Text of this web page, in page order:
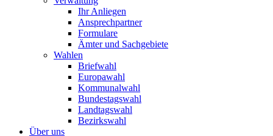
Ihr Anliegen
Ansprechpartner
Formulare
Ämter und Sachgebiete
Wahlen
Briefwahl
Europawahl
Kommunalwahl
Bundestagswahl
Landtagswahl
Bezirkswahl
Über uns